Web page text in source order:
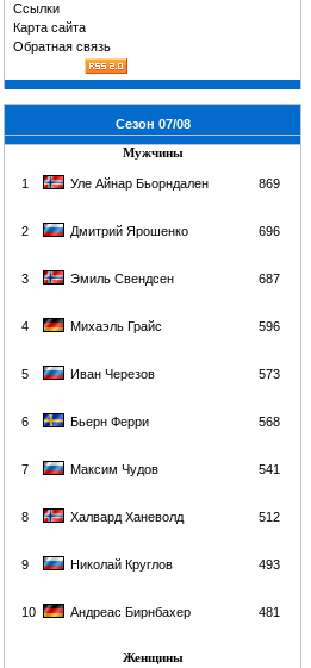
Ссылки
Карта сайта
Обратная связь
Сезон 07/08
Мужчины
1 Уле Айнар Бьорндален 869
2 Дмитрий Ярошенко 696
3 Эмиль Свендсен 687
4 Михаэль Грайс 596
5 Иван Черезов 573
6 Бьерн Ферри 568
7 Максим Чудов 541
8 Халвард Ханеволд 512
9 Николай Круглов 493
10 Андреас Бирнбахер 481
Женщины